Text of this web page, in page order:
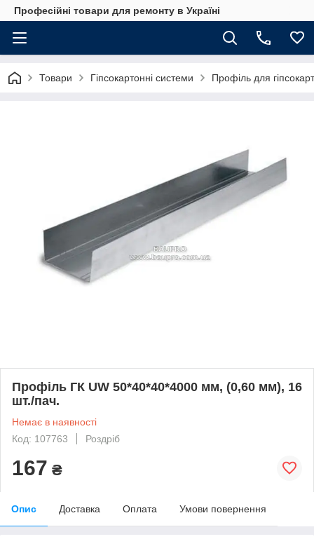
Професійні товари для ремонту в Україні
Товари Гіпсокартонні системи Профіль для
Профіль ГК UW 50*40*40*4000 мм, (0,60 мм), 16
шт./пач.
Немає в наявності
Код: 107763
Роздріб
167 ₴
Опис Доставка Оплата Умови повернення